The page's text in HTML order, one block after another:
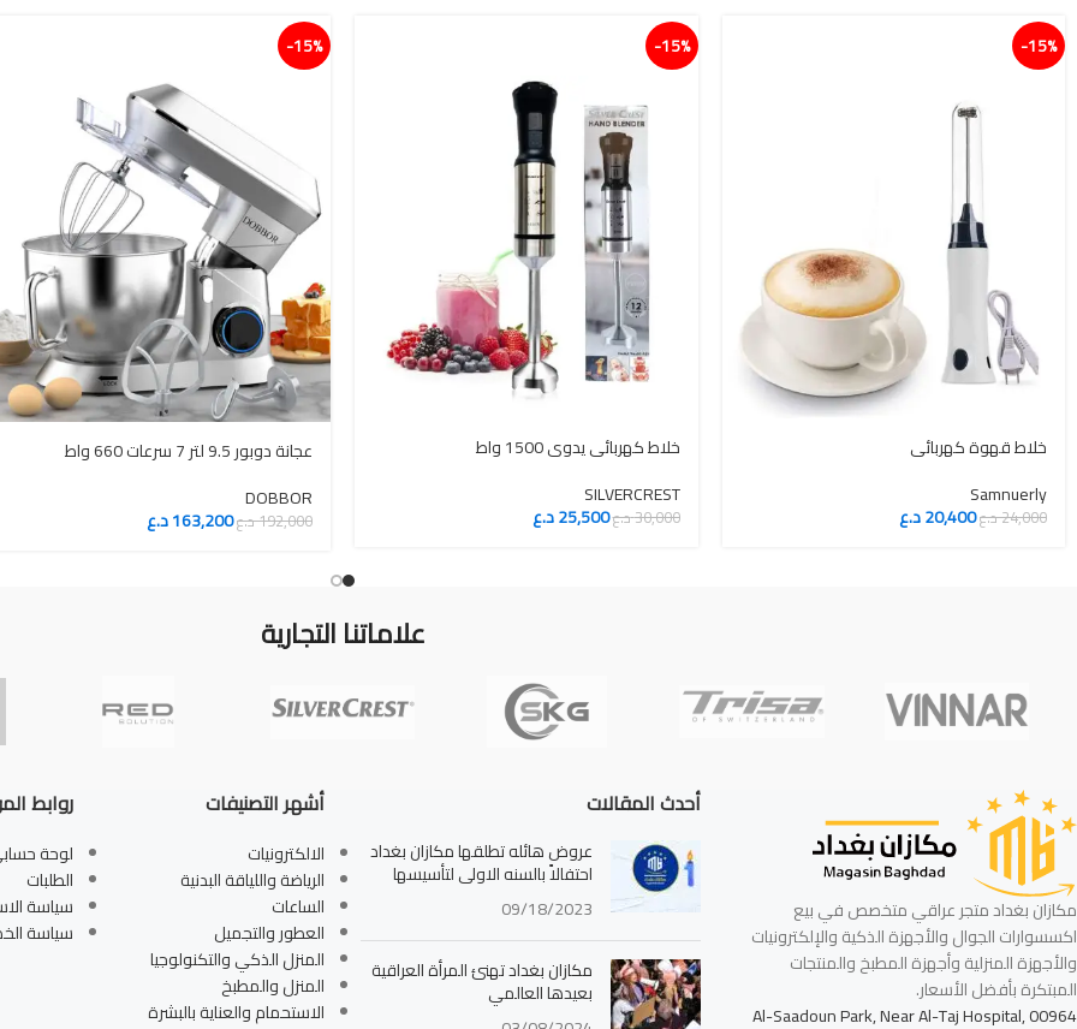
15%-
خلاط قهوة كهربائي
Samnuerly
24,000د.ع20,400د.ع
15%-
خلاط كهربائي يدوي 1500 واط
SILVERCREST
30,000د.ع25,500د.ع
15%-
عجانة دوبور 9.5 لتر 7 سرعات 660 واط
DOBBOR
192,000د.ع163,200د.ع
علاماتنا التجارية
مكازان بغداد متجر عراقي متخصص في بيع
اكسسوارات الجوال والأجهزة الذكية والإلكترونيات
والأجهزة المنزلية وأجهزة المطبخ والمنتجات
المبتكرة بأفضل الأسعار.
Al-Saadoun Park, Near Al-Taj Hospital, 00964
أحدث المقالات
عروض هائله تطلقها مكازان بغداد
احتفالاً بالسنه الاولى لتأسيسها
09/18/2023
مكازان بغداد تهنئ المرأة العراقية
بعيدها العالمي
أشهر التصنيفات
الالكترونيات
الرياضة واللياقة البدنية
الساعات
العطور والتجميل
المنزل الذكي والتكنولوجيا
المنزل والمطبخ
الاستحمام والعناية بالبشرة
روابط
لوحة
الطلبات
سياسة
سياسة